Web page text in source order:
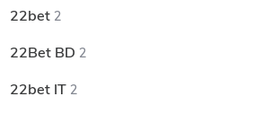
22bet 2
22Bet BD 2
22bet IT 2